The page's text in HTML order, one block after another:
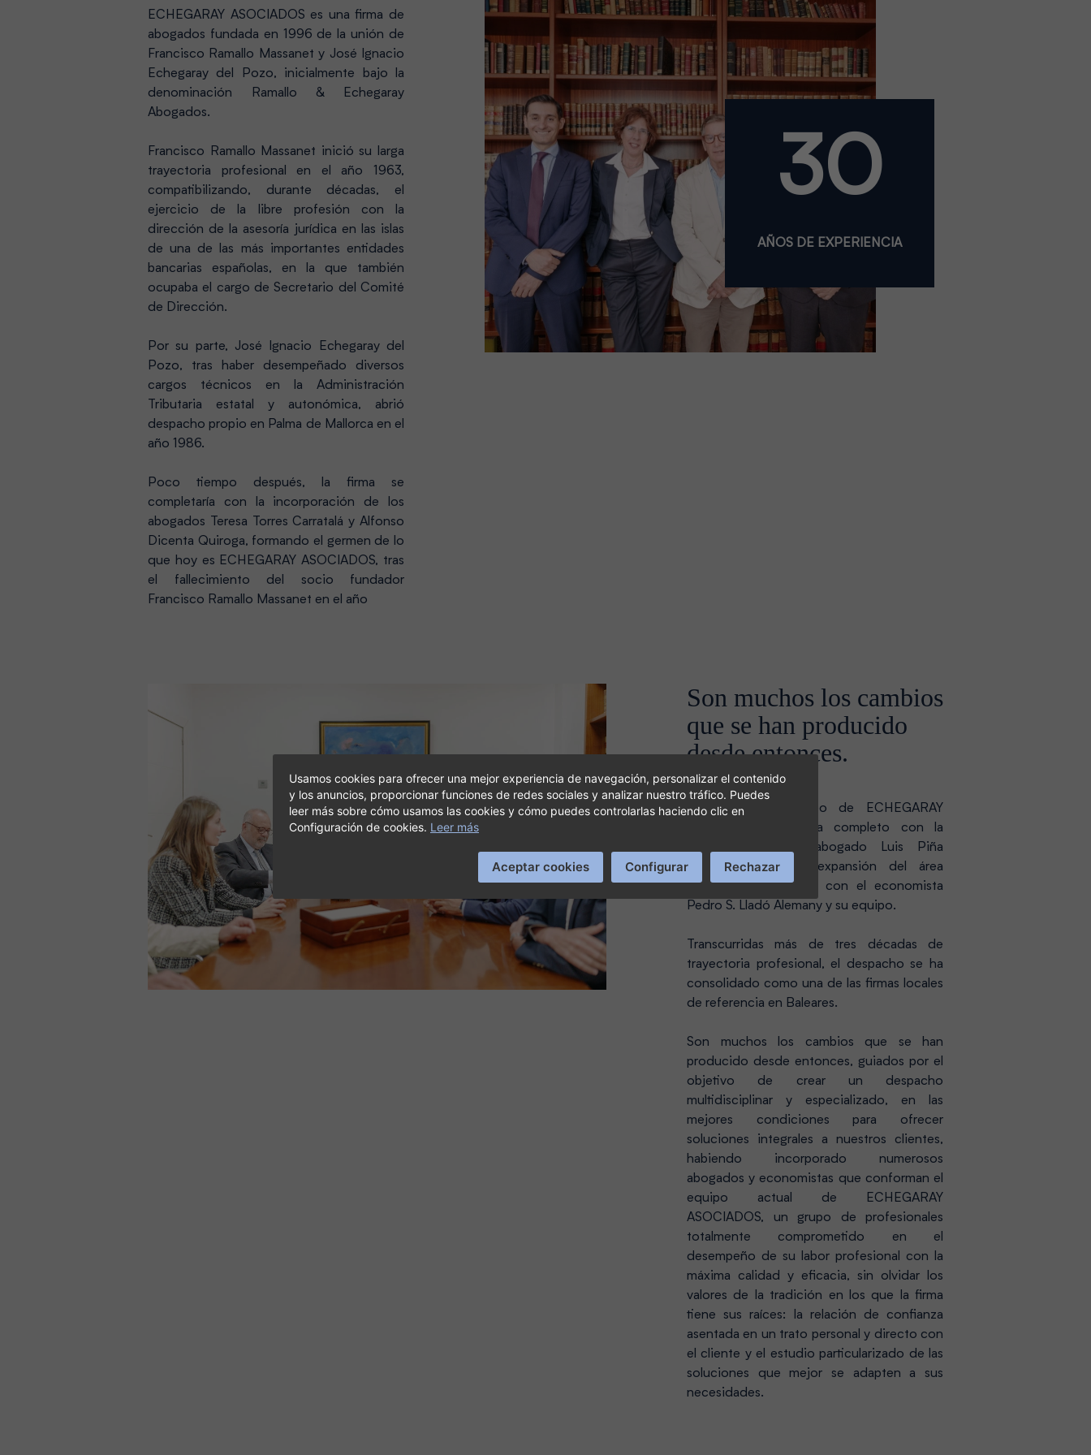
ECHEGARAY ASOCIADOS es una firma de
abogados fundada en 1996 de la unión de
Francisco Ramallo Massanet y José Ignacio
Echegaray del Pozo, inicialmente bajo la
denominación Ramallo & Echegaray
Abogados.
Francisco Ramallo Massanet inició su larga
trayectoria profesional en el año 1963,
compatibilizando, durante décadas, el
ejercicio de la libre profesión con la
dirección de la asesoría jurídica en las islas
de una de las más importantes entidades
bancarias españolas, en la que también
ocupaba el cargo de Secretario del Comité
de Dirección.
Por su parte, José Ignacio Echegaray del
Pozo, tras haber desempeñado diversos
cargos técnicos en la Administración
Tributaria estatal y autonómica, abrió
despacho propio en Palma de Mallorca en el
año 1986.
Poco tiempo después, la firma se
completaría con la incorporación de los
abogados Teresa Torres Carratalá y Alfonso
Dicenta Quiroga, formando el germen de lo
que hoy es ECHEGARAY ASOCIADOS, tras
el fallecimiento del socio fundador
Francisco Ramallo Massanet en el año
30
AÑOS DE EXPERIENCIA
Son muchos los cambios
que se han producido
desde entonces.
Finalmente, el núcleo de ECHEGARAY
ASOCIADOS quedaría completo con la
incorporación del abogado Luis Piña
Payeras y con la expansión del área
financiera y contable con el economista
Pedro S. Lladó Alemany y su equipo.
Transcurridas más de tres décadas de
trayectoria profesional, el despacho se ha
consolidado como una de las firmas locales
de referencia en Baleares.
Son muchos los cambios que se han
producido desde entonces, guiados por el
objetivo de crear un despacho
multidisciplinar y especializado, en las
mejores condiciones para ofrecer
soluciones integrales a nuestros clientes,
habiendo incorporado numerosos
abogados y economistas que conforman el
equipo actual de ECHEGARAY
ASOCIADOS, un grupo de profesionales
totalmente comprometido en el
desempeño de su labor profesional con la
máxima calidad y eficacia, sin olvidar los
valores de la tradición en los que la firma
tiene sus raíces: la relación de confianza
asentada en un trato personal y directo con
el cliente y el estudio particularizado de las
soluciones que mejor se adapten a sus
necesidades.
Usamos cookies para ofrecer una mejor experiencia de navegación, personalizar el contenido
y los anuncios, proporcionar funciones de redes sociales y analizar nuestro tráfico. Puedes
leer más sobre cómo usamos las cookies y cómo puedes controlarlas haciendo clic en
Configuración de cookies. Leer más
Aceptar cookies Configurar Rechazar